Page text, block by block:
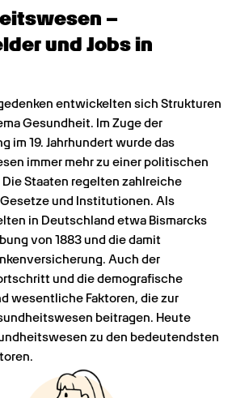
–
und Jobs in
entwickelten sich Strukturen
Gesundheit. Im Zuge der
im 19. Jahrhundert wurde das
immer mehr zu einer politischen
Staaten regelten zahlreiche
und Institutionen. Als
in Deutschland etwa Bismarcks
von 1883 und die damit
Auch der
und die demografische
wesentliche Faktoren, die zur
beitragen. Heute
zu den bedeutendsten